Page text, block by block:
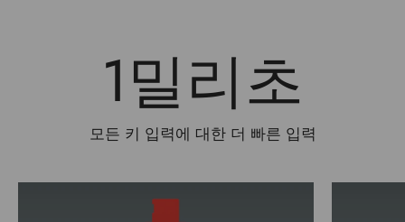
1밀리초
모든 키 입력에 대한 더 빠른 입력